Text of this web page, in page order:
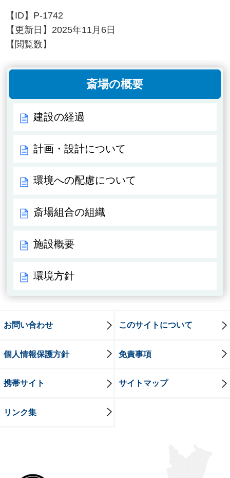
【ID】 P-1742
【更新日】 2025年11月6日
【閲覧数】
斎場の概要
建設の経過
計画・設計について
環境への配慮について
斎場組合の組織
施設概要
環境方針
お問い合わせ このサイトについて
個人情報保護方針 免責事項
携帯サイト サイトマップ
リンク集